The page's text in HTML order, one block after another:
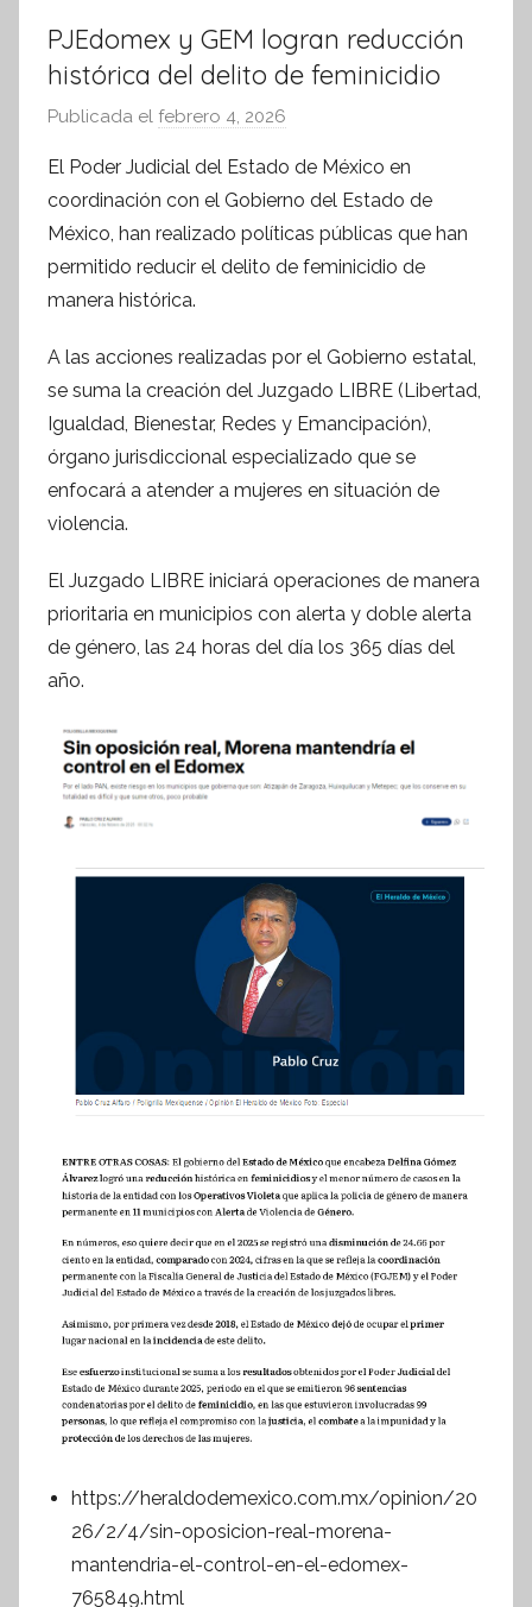
PJEdomex y GEM logran reducción
histórica del delito de feminicidio
Publicada el febrero 4, 2026
r
S
í
n
s
i
s
I
n
r
m
a
El Poder Judicial del Estado de México en
coordinación con el Gobierno del Estado de
México, han realizado políticas públicas que han
permitido reducir el delito de feminicidio de
manera histórica.
A las acciones realizadas por el Gobierno estatal,
se suma la creación del Juzgado LIBRE (Libertad,
Igualdad, Bienestar, Redes y Emancipación),
órgano jurisdiccional especializado que se
enfocará a atender a mujeres en situación de
violencia.
El Juzgado LIBRE iniciará operaciones de manera
prioritaria en municipios con alerta y doble alerta
de género, las 24 horas del día los 365 días del
año.
https://heraldodemexico.com.mx/opinion/20
26/2/4/sin-oposicion-real-morena-
mantendria-el-control-en-el-edomex-
765849.html